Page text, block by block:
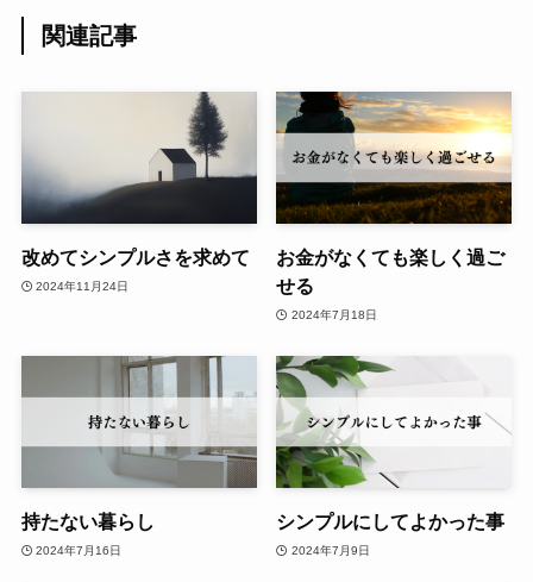
関連記事
改めてシンプルさを求めて
2024年11月24日
お金がなくても楽しく過ご
せる
2024年7月18日
持たない暮らし
2024年7月16日
シンプルにしてよかった事
2024年7月9日